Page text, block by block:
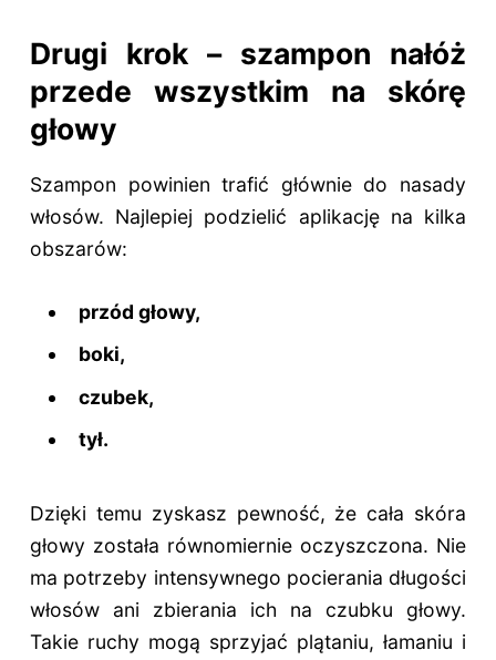
Drugi krok – szampon nałóż
przede wszystkim na skórę
głowy
Szampon powinien trafić głównie do nasady
włosów. Najlepiej podzielić aplikację na kilka
obszarów:
przód głowy,
boki,
czubek,
tył.
Dzięki temu zyskasz pewność, że cała skóra
głowy została równomiernie oczyszczona. Nie
ma potrzeby intensywnego pocierania długości
włosów ani zbierania ich na czubku głowy.
Takie ruchy mogą sprzyjać plątaniu, łamaniu i